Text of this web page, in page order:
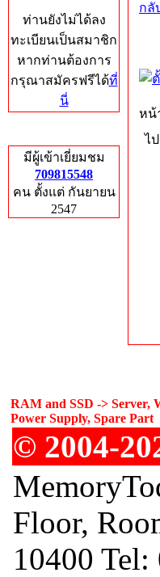
ท่านยังไม่ได้ลง
ทะเบียนเป็นสมาชิก
หากท่านต้องการ
กรุณาสมัครฟรีได้ที่
นี่
มีผู้เข้าเยี่ยมชม
709815548
คน ตั้งแต่ กันยายน
2547
กลั
หน้
ไ
RAM and SSD -> Server,
Power Supply, Spare Part
© 2004-
Floor,
10400